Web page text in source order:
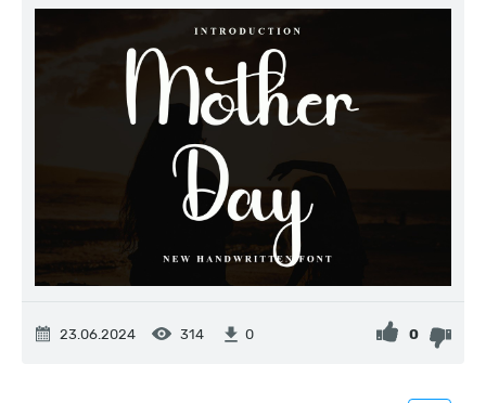
23.06.2024 314 0 0